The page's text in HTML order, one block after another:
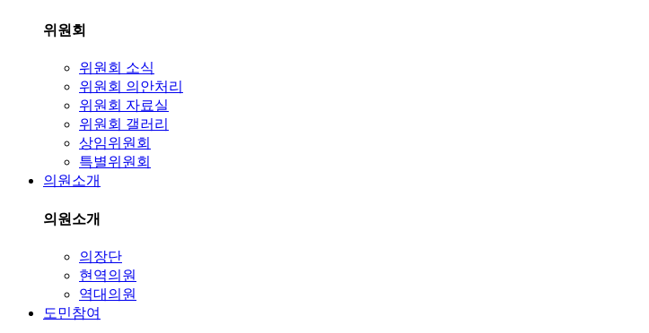
위원회
위원회 소식
위원회 의안처리
위원회 자료실
위원회 갤러리
상임위원회
특별위원회
의원소개
의원소개
의장단
현역의원
역대의원
도민참여